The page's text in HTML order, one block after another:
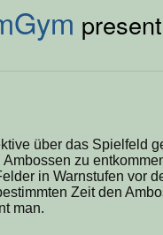
über das Spielfeld
zu
in Warnstufen vor
Zeit den
man.